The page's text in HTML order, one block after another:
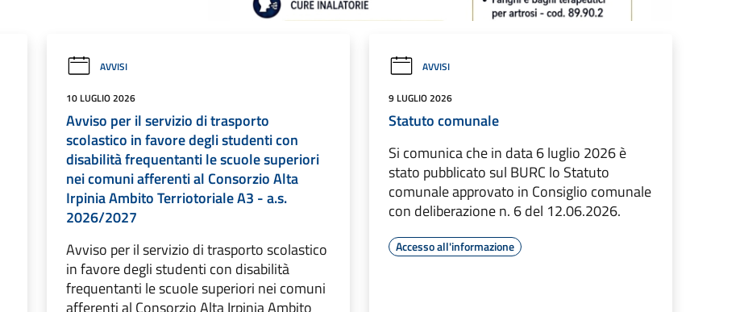
AVVISI
10 LUGLIO 2026
Avviso per il servizio di trasporto
scolastico in favore degli studenti con
disabilità frequentanti le scuole superiori
nei comuni afferenti al Consorzio Alta
Irpinia Ambito Terriotoriale A3 - a.s.
2026/2027
Avviso per il servizio di trasporto scolastico
in favore degli studenti con disabilità
frequentanti le scuole superiori nei comuni
afferenti al Consorzio Alta Irpinia Ambito
AVVISI
9 LUGLIO 2026
Statuto comunale
Si comunica che in data 6 luglio 2026 è
stato pubblicato sul BURC lo Statuto
comunale approvato in Consiglio comunale
con deliberazione n. 6 del 12.06.2026.
Accesso all'informazione